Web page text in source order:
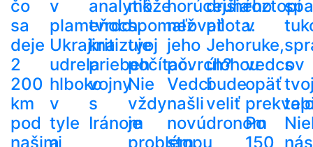
čo
sa
deje
2
200
km
pod
našimi
v
plameňoch.
Ukrajina
udrela
hlboko
v
tyle
a
analytik
tvrdo
kritizuje
priebeh
vojny
s
Iránom
môže
spomaľovať
tvoj
počítač.
Nie
vždy
je
problém
horúcejšia
než
jeho
povrch?
Vedci
našli
novú
stopu
druhého
pilota.
Jeho
úlohou
bude
veliť
dronom
roztopí
v
ruke,
vedcov
opäť
Po
150
s